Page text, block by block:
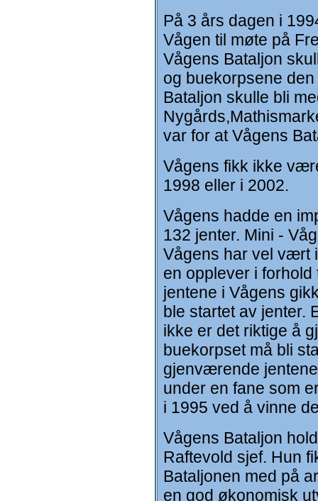
På 3 års dagen i
Vågen til møte på
Vågens Bataljon
og buekorpsene
Bataljon skulle bli
var for at Vågens
Vågens fikk ikke
1998 eller i 2002.
Vågens hadde en
132 jenter. Mini -
Vågens har vel vært
en opplever i
jentene i Vågens
ble startet av jenter.
ikke er det riktige å
buekorpset må bli
gjenværende
under en fane som
i 1995 ved å vinne
Vågens Bataljon
Raftevold sjef. Hun
Bataljonen med på
en god økonomisk